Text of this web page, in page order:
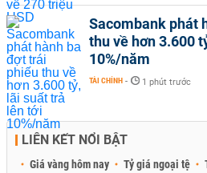
Sacombank phát
thu về hơn 3.600
10%/năm
TÀI CHÍNH - 1 phút trước
LIÊN KẾT NỔI BẬT
Giá vàng hôm nay Tỷ giá ngoại tệ